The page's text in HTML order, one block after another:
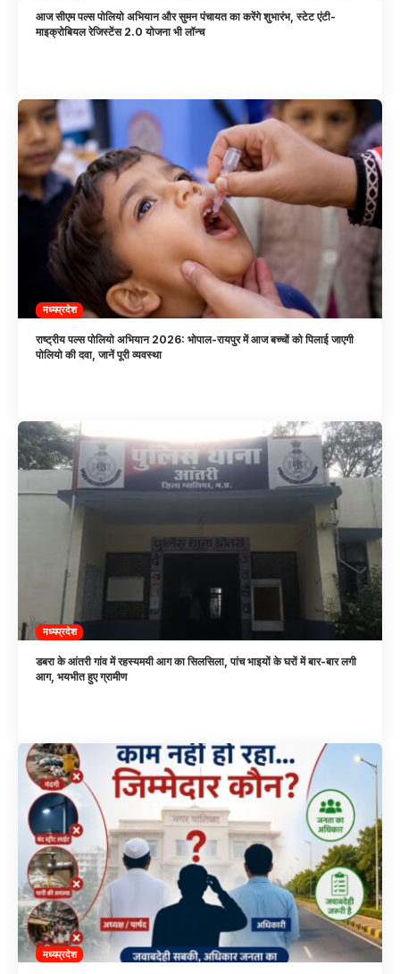
आज सीएम पल्स पोलियो अभियान और सुमन पंचायत का करेंगे शुभारंभ, स्टेट एंटी-
माइक्रोबियल रेजिस्टेंस 2.0 योजना भी लॉन्च
मध्यप्रदेश
राष्ट्रीय पल्स पोलियो अभियान 2026: भोपाल-रायपुर में आज बच्चों को पिलाई जाएगी
पोलियो की दवा, जानें पूरी व्यवस्था
मध्यप्रदेश
डबरा के आंतरी गांव में रहस्यमयी आग का सिलसिला, पांच भाइयों के घरों में बार-बार लगी
आग, भयभीत हुए ग्रामीण
मध्यप्रदेश